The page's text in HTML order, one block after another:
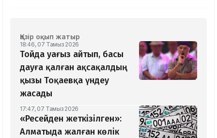
Қазір оқып жатыр
18:46, 07 Тамыз 2026
Тойда уағыз айтып, басы
дауға қалған ақсақалдың
қызы Тоқаевқа үндеу
жасады
17:47, 07 Тамыз 2026
«Ресейден жеткізілген»:
Алматыда жалған көлік